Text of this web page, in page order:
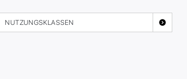
NUTZUNGSKLASSEN